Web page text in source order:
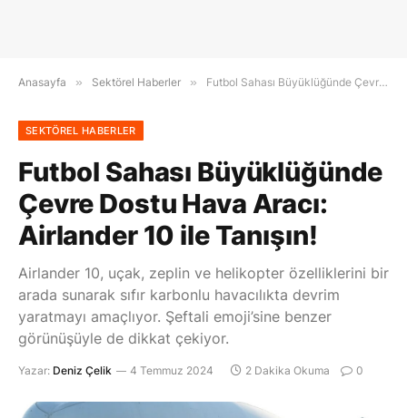
Anasayfa » Sektörel Haberler » Futbol Sahası Büyüklüğünde Çevre Dostu Hava Aracı: Airlander 10 ile Tanışın!
SEKTÖREL HABERLER
Futbol Sahası Büyüklüğünde
Çevre Dostu Hava Aracı:
Airlander 10 ile Tanışın!
Airlander 10, uçak, zeplin ve helikopter özelliklerini bir
arada sunarak sıfır karbonlu havacılıkta devrim
yaratmayı amaçlıyor. Şeftali emoji’sine benzer
görünüşüyle de dikkat çekiyor.
Yazar: Deniz Çelik 4 Temmuz 2024 2 Dakika Okuma 0